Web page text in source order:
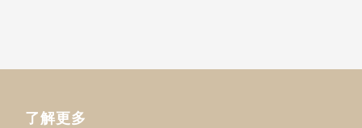
了解更多